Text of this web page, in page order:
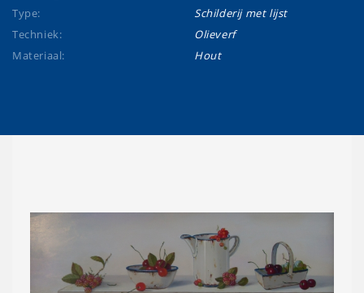
Type:
Schilderij met lijst
Techniek:
Olieverf
Materiaal:
Hout